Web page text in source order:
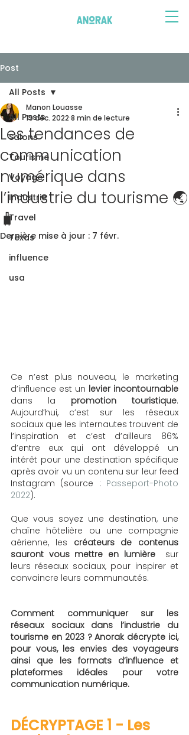
Post
All Posts
Salons
Tourisme
Voyage
Industrie
Travel
Texas
influence
usa
All Posts
Les tendances de
communication
numérique dans
l’industrie du tourisme 🌏
🧳
Manon Louasse
19 déc. 2022 8 min de lecture
Dernière mise à jour : 7 févr.
Ce n’est plus nouveau, le marketing
d’influence est un levier incontournable
dans la promotion touristique.
Aujourd’hui, c’est sur les réseaux
sociaux que les internautes trouvent de
l’inspiration et c’est d’ailleurs 86%
d’entre eux qui ont développé un
intérêt pour une destination spécifique
après avoir vu un contenu sur leur feed
Instagram (source : Passeport-Photo
2022).
Que vous soyez une destination, une
chaîne hôtelière ou une compagnie
aérienne, les créateurs de contenus
sauront vous mettre en lumière
  sur
leurs réseaux sociaux, pour inspirer et
convaincre leurs communautés.
Comment communiquer sur les
réseaux sociaux dans l’industrie du
tourisme en 2023 ? Anorak décrypte ici,
pour vous, les envies des voyageurs
ainsi que les formats d’influence et
plateformes idéales pour votre
communication numérique.
DÉCRYPTAGE 1 - Les